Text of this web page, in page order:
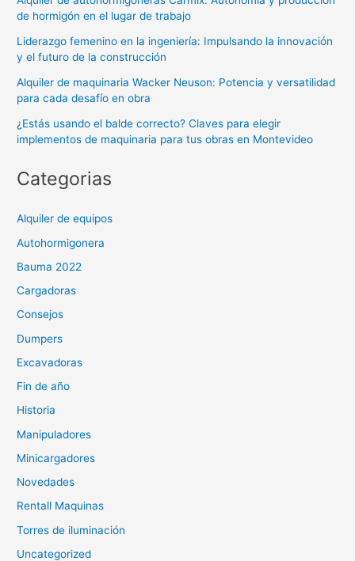
de hormigón en el lugar de trabajo
Liderazgo femenino en la ingeniería: Impulsando la innovación
y el futuro de la construcción
Alquiler de maquinaria Wacker Neuson: Potencia y versatilidad
para cada desafío en obra
¿Estás usando el balde correcto? Claves para elegir
implementos de maquinaria para tus obras en Montevideo
Categorias
Alquiler de equipos
Autohormigonera
Bauma 2022
Cargadoras
Consejos
Dumpers
Excavadoras
Fin de año
Historia
Manipuladores
Minicargadores
Novedades
Rentall Maquinas
Torres de iluminación
Uncategorized